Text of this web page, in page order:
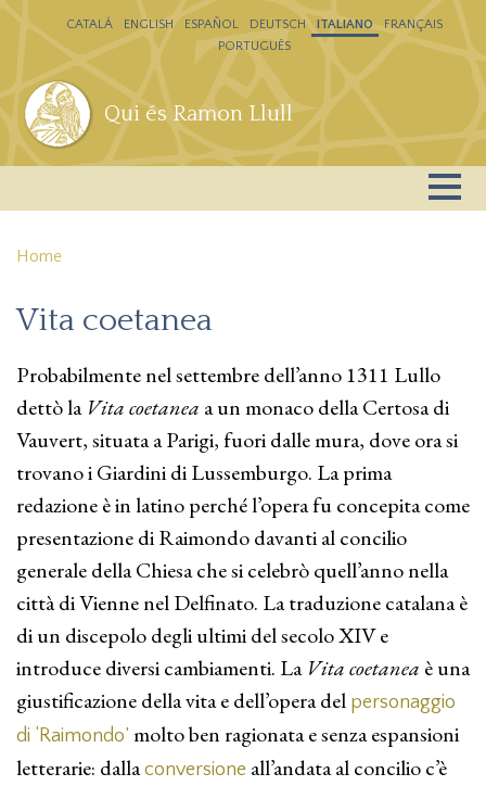
Salta al contenuto principale
Qui és Ramon Llull
CATALÁ ENGLISH ESPAÑOL DEUTSCH ITALIANO
FRANÇAIS
PORTUGUÊS
Home
Vita coetanea
Probabilmente nel settembre dell’anno 1311 Lullo
dettò la Vita coetanea a un monaco della Certosa di
Vauvert, situata a Parigi, fuori dalle mura, dove ora si
trovano i Giardini di Lussemburgo. La prima
redazione è in latino perché l’opera fu concepita come
presentazione di Raimondo davanti al concilio
generale della Chiesa che si celebrò quell’anno nella
città di Vienne nel Delfinato. La traduzione catalana è
di un discepolo degli ultimi del secolo XIV e
introduce diversi cambiamenti. La Vita coetanea è una
giustificazione della vita e dell’opera del personaggio
di ‘Raimondo’ molto ben ragionata e senza espansioni
letterarie: dallaconversione all’andata al concilio c’è